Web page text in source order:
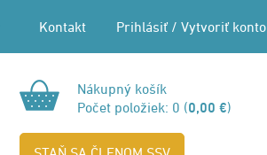
Kontakt Prihlásiť / Vytvoriť konto
Nákupný košík
Počet položiek: 0 (0,00 €)